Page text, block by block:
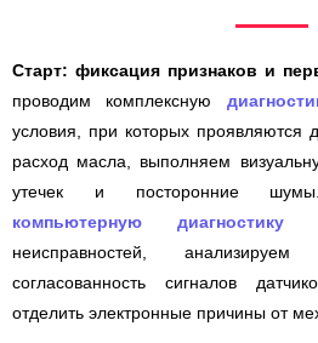
Старт: фиксация признаков и
проводим комплексную
условия, при которых проявляются
расход масла, выполняем
утечек и посторонние
компьютерную диагностику —
неисправностей,
согласованность сигналов
отделить электронные причины от